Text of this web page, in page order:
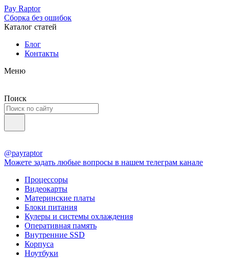
Pay Raptor
Сборка без ошибок
Каталог статей
Блог
Контакты
Меню
Поиск
@payraptor
Можете задать любые вопросы в нашем телеграм канале
Процессоры
Видеокарты
Материнские платы
Блоки питания
Кулеры и системы охлаждения
Оперативная память
Внутренние SSD
Корпуса
Ноутбуки